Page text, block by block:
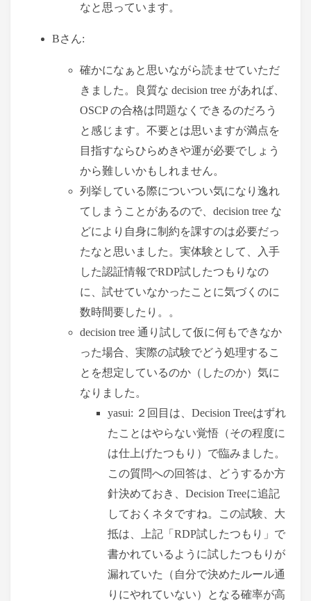
なと思っています。
Bさん:
確かになぁと思いながら読ませていただ
きました。良質な decision tree があれば、
OSCP の合格は問題なくできるのだろう
と感じます。不要とは思いますが満点を
目指すならひらめきや運が必要でしょう
から難しいかもしれません。
列挙している際についつい気になり逸れ
てしまうことがあるので、decision tree な
どにより自身に制約を課すのは必要だっ
たなと思いました。実体験として、入手
した認証情報でRDP試したつもりなの
に、試せていなかったことに気づくのに
数時間要したり。。
decision tree 通り試して仮に何もできなか
った場合、実際の試験でどう処理するこ
とを想定しているのか（したのか）気に
なりました。
yasui: ２回目は、Decision Treeはずれ
たことはやらない覚悟（その程度に
は仕上げたつもり）で臨みました。
この質問への回答は、どうするか方
針決めておき、Decision Treeに追記
しておくネタですね。この試験、大
抵は、上記「RDP試したつもり」で
書かれているように試したつもりが
漏れていた（自分で決めたルール通
りにやれていない）となる確率が高